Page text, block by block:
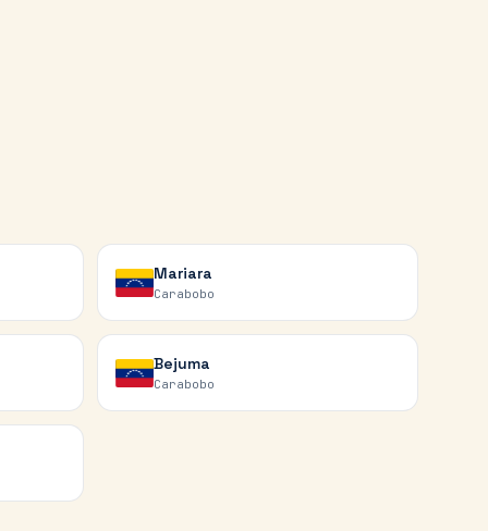
Mariara
Carabobo
Bejuma
Carabobo